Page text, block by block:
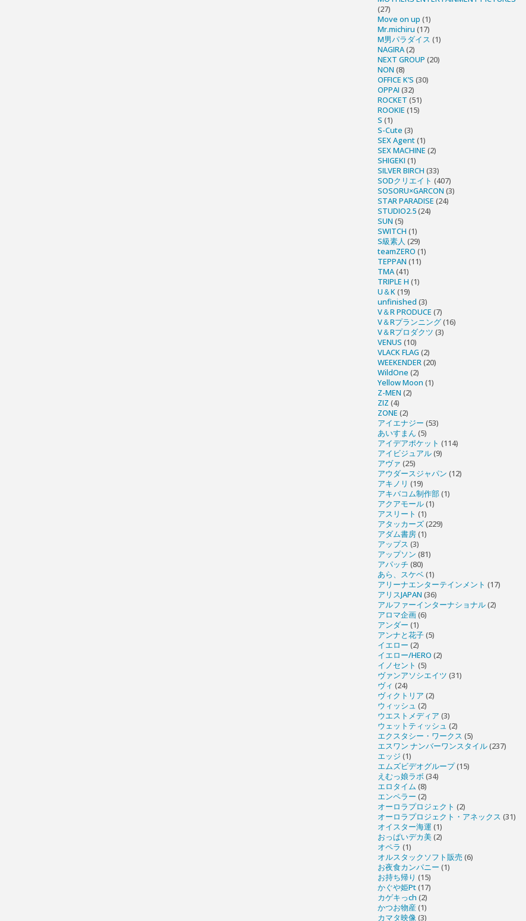
(27)
Move on up (1)
Mr.michiru (17)
M男パラダイス (1)
NAGIRA(2)
NEXT GROUP (20)
NON (8)
OFFICE K’S (30)
OPPAI (32)
ROCKET (51)
ROOKIE (15)
S (1)
S-Cute (3)
SEX Agent(1)
SEX MACHINE (2)
SHIGEKI (1)
SILVER BIRCH (33)
SODクリエイト (407)
SOSORU×GARCON (3)
STAR PARADISE (24)
STUDIO2.5(24)
SUN (5)
SWITCH (1)
S級素人 (29)
teamZERO (1)
TEPPAN (11)
TMA(41)
TRIPLE H (1)
U＆K(19)
unfinished (3)
V＆R PRODUCE (7)
V＆Rプランニング(16)
V＆Rプロダクツ (3)
VENUS (10)
VLACK FLAG (2)
WEEKENDER(20)
WildOne (2)
Yellow Moon (1)
Z-MEN (2)
ZIZ (4)
ZONE (2)
アイエナジー (53)
あいすまん (5)
アイデアポケット (114)
アイビジュアル(9)
アヴァ (25)
アウダースジャパン (12)
アキノリ (19)
アキバコム制作部(1)
アクアモール(1)
アスリート (1)
アタッカーズ(229)
アダム書房(1)
アップス (3)
アップソン (81)
アパッチ (80)
あら、スケベ(1)
アリーナエンターテインメント (17)
アリスJAPAN (36)
アルファーインターナショナル(2)
アロマ企画(6)
アンダー (1)
アンナと花子(5)
イエロー (2)
イエロー/HERO (2)
イノセント (5)
ヴァンアソシエイツ (31)
ヴィ (24)
ヴィクトリア (2)
ウィッシュ (2)
ウエストメディア (3)
ウェットティッシュ (2)
エクスタシー・ワークス (5)
エスワン ナンバーワンスタイル(237)
エッジ (1)
エムズビデオグループ(15)
えむっ娘ラボ(34)
エロタイム (8)
エンペラー (2)
オーロラプロジェクト (2)
オーロラプロジェクト・アネックス (31)
オイスター海運 (1)
おっぱいデカ美(2)
オペラ (1)
オルスタックソフト販売 (6)
お夜食カンパニー (1)
お持ち帰り (15)
かぐや姫Pt(17)
カゲキっch (2)
かつお物産(1)
カマタ映像(3)